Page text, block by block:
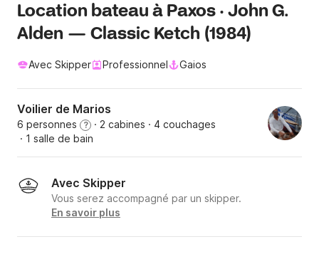
Location bateau à Paxos · John G.
Alden — Classic Ketch (1984)
Avec Skipper Professionnel Gaios
Voilier de Marios
6 personnes ? · 2 cabines · 4 couchages
· 1 salle de bain
Avec Skipper
Vous serez accompagné par un skipper.
En savoir plus